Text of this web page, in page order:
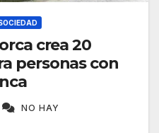
crea 20
personas con
NO HAY